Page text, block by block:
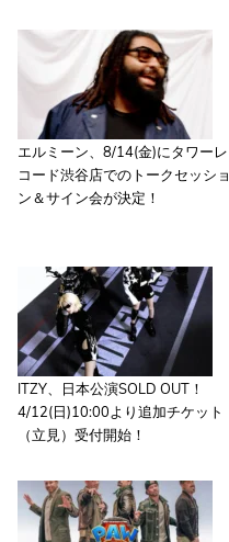
エルミーン、8/14(金)にタワーレ
コード渋谷店でのトークセッショ
ン＆サイン会が決定！
ITZY、日本公演SOLD OUT！
4/12(日)10:00より追加チケット
（立見）受付開始！